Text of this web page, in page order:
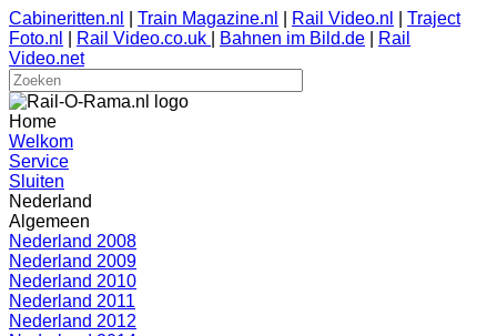
Cabineritten.nl Train Magazine.nl Rail Video.nl
Traject
Foto.nl
Rail Video.co.uk Bahnen im Bild.de
Rail
Video.net
Home
Welkom
Service
Sluiten
Nederland
Algemeen
Nederland 2008
Nederland 2009
Nederland 2010
Nederland 2011
Nederland 2012